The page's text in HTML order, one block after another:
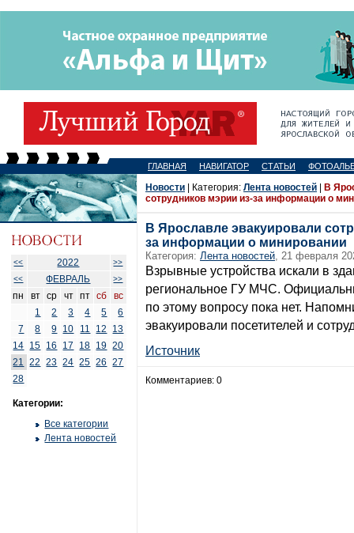
ГЛАВНАЯ НАВИГАТОР СТАТЬИ
<< 2022
>>
<<
ФЕВРАЛЬ >>
пн вт ср чт пт сб
вс
1
2 3 4 5
6
7
8 9 10 11 12
13
14 15 16 17 18 19 20
21
22 23 24 25 26
27
28
Категории:
Все категории
Лента новостей
Новости | Категория: Лента новостей
В
сотрудников мэрии из-за информации о
В Ярославле эвакуировали
за информации о минировании
Категория: Лента новостей, 21 февраля
Взрывные устройства искали в
региональное ГУ МЧС.
по этому вопросу пока нет.
эвакуировали посетителей и
Источник
Комментариев: 0